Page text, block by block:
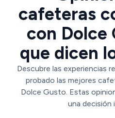
cafeteras
con Dolce
que dicen
Descubre las experiencias
probado las mejores
Dolce Gusto. Estas
una decisión